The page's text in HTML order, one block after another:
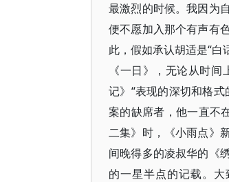
最激烈的时候。我因为
便不愿加入那个有声有
此，假如承认胡适是“白
《一日》，无论从时
记》“表现的深切和格
案的缺席者，他一直不
二集》时，《小雨点》
间晚得多的凌叔华的《
的一星半点的记载。